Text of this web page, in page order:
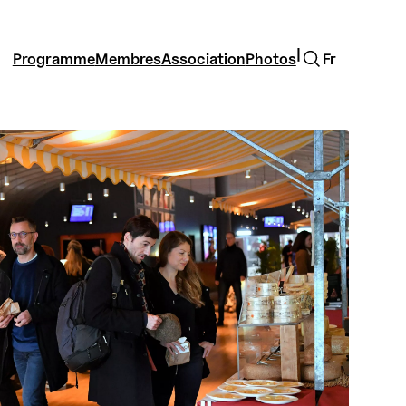
ProgrammeMembresAssociationPhotos
Rechercher
Fr